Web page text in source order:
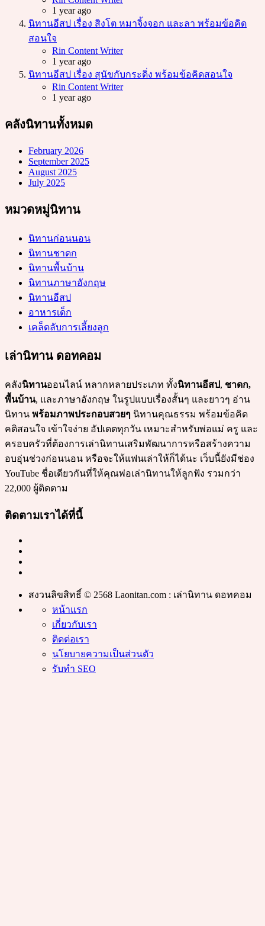
1 year ago
นิทานอีสป เรื่อง สิงโต หมาจิ้งจอก และลา พร้อมข้อคิด
สอนใจ
Posted
Rin Content Writer
1 year ago
นิทานอีสป เรื่อง สุนัขกับกระดิ่ง พร้อมข้อคิดสอนใจ
Posted
Rin Content Writer
1 year ago
คลังนิทานทั้งหมด
February 2026
September 2025
August 2025
July 2025
หมวดหมู่นิทาน
นิทานก่อนนอน
นิทานชาดก
นิทานพื้นบ้าน
นิทานภาษาอังกฤษ
นิทานอีสป
อาหารเด็ก
เคล็ดลับการเลี้ยงลูก
เล่านิทาน ดอทคอม
คลังนิทานออนไลน์ หลากหลายประเภท ทั้งนิทานอีสป, ชาดก,
พื้นบ้าน, และภาษาอังกฤษ ในรูปแบบเรื่องสั้นๆ และยาวๆ อ่าน
นิทาน พร้อมภาพประกอบสวยๆ นิทานคุณธรรม พร้อมข้อคิด
คติสอนใจ เข้าใจง่าย อัปเดตทุกวัน เหมาะสำหรับพ่อแม่ ครู และ
ครอบครัวที่ต้องการเล่านิทานเสริมพัฒนาการหรือสร้างความ
อบอุ่นช่วงก่อนนอน หรือจะให้แฟนเล่าให้ก็ได้นะ เว็บนี้ยังมีช่อง
YouTube ชื่อเดียวกันที่ให้คุณพ่อเล่านิทานให้ลูกฟัง รวมกว่า
22,000 ผู้ติดตาม
ติดตามเราได้ที่นี้
สงวนลิขสิทธิ์ © 2568 Laonitan.com : เล่านิทาน ดอทคอม
หน้าแรก
เกี่ยวกับเรา
ติดต่อเรา
นโยบายความเป็นส่วนตัว
รับทำ SEO